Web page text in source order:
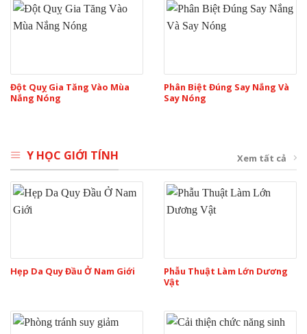
Đột Quỵ Gia Tăng Vào Mùa
Nắng Nóng
Phân Biệt Đúng Say Nắng Và
Say Nóng
Y HỌC GIỚI TÍNH Xem tất cả
Hẹp Da Quy Đầu Ở Nam Giới
Phẫu Thuật Làm Lớn Dương
Vật